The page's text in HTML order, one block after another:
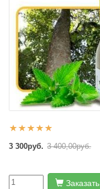
3 300руб. 3 400,00руб.
Заказать